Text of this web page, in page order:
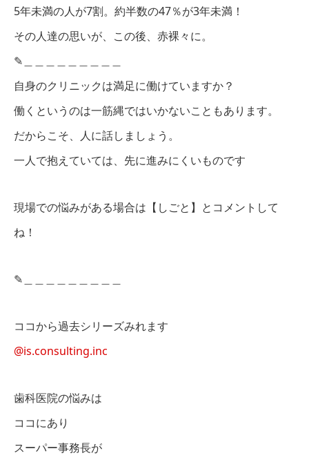
5年未満の人が7割。約半数の47％が3年未満！
その人達の思いが、この後、赤裸々に。
✎︎＿＿＿＿＿＿＿＿＿
自身のクリニックは満足に働けていますか？
働くというのは一筋縄ではいかないこともあります。
だからこそ、人に話しましょう。
一人で抱えていては、先に進みにくいものです
現場での悩みがある場合は【しごと】とコメントして
ね！
✎︎＿＿＿＿＿＿＿＿＿
ココから過去シリーズみれます
@is.consulting.inc
歯科医院の悩みは
ココにあり
スーパー事務長が